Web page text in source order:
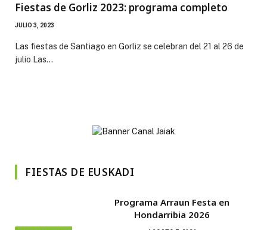
Fiestas de Gorliz 2023: programa completo
JULIO 3, 2023
Las fiestas de Santiago en Gorliz se celebran del 21 al 26 de
julio Las…
FIESTAS DE EUSKADI
Programa Arraun Festa en
Hondarribia 2026